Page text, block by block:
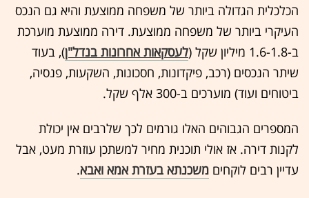
הכלכלית הגדולה ביותר של משפחה ממוצעת והיא גם הנכס
העיקרי ביותר של משפחה ממוצעת. דירה ממוצעת מוערכת
ב-1.6-1.8 מיליון שקל (
לעסקאות אחרונות בנדל"ן), בעוד
שיתר הנכסים (רכב, פיקדונות, חסכונות, השקעות, פנסיה,
ביטוחים ועוד) מוערכים ב-300 אלף שקל.
המספרים הגבוהים האלו גורמים לכך שלרבים אין יכולת
לקנות דירה. אז אולי תוכנית מחיר למשתכן עוזרת מעט, אבל
עדיין רבים לוקחים משכנתא בעזרת אמא ואבא.